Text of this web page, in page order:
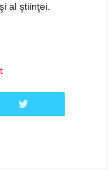
al ştiinţei.